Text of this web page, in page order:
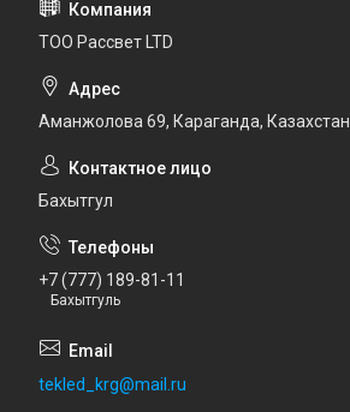
ТОО Рассвет LTD
Аманжолова 69, Караганда, Казахстан
Бахытгул
+7 (777) 189-81-11
Бахытгуль
tekled_krg@mail.ru